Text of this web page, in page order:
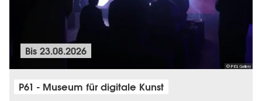
© P61 Gallery
Bis23.08.2026
P61 - Museum für digitale Kunst